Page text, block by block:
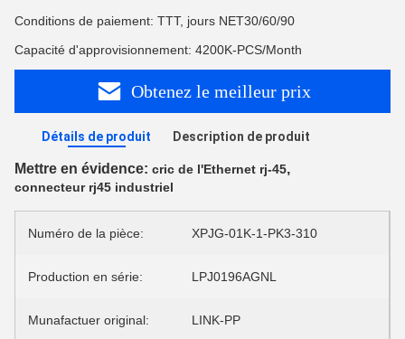
Conditions de paiement: TTT, jours NET30/60/90
Capacité d'approvisionnement: 4200K-PCS/Month
Obtenez le meilleur prix
Détails de produit Description de produit
Mettre en évidence: cric de l'Ethernet rj-45,
connecteur rj45 industriel
Numéro de la pièce: XPJG-01K-1-PK3-310
Production en série: LPJ0196AGNL
Munafactuer original: LINK-PP